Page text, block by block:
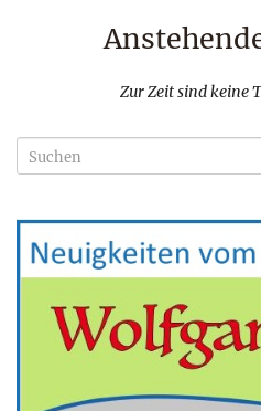
Zur Zeit sind keine